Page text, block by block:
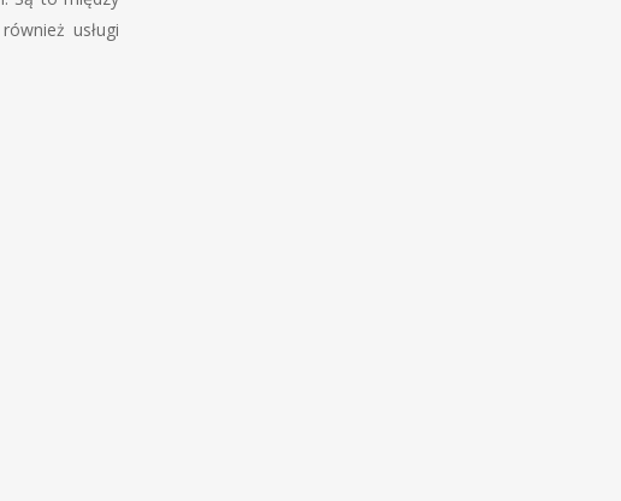
usługi